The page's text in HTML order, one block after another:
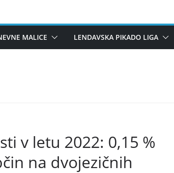
MALICE LENDAVSKA PIKADO LIGA
v letu 2022: 0,15 %
na dvojezičnih